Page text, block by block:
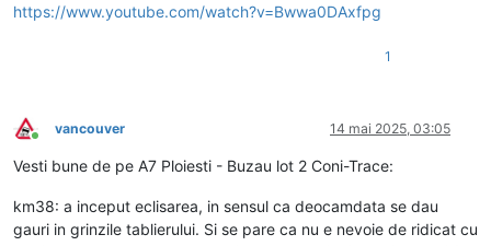
https://www.youtube.com/watch?v=Bwwa0DAxfpg
1
Conectat
vancouver 14 mai 2025, 03:05
Vesti bune de pe A7 Ploiesti - Buzau lot 2 Coni-Trace:
km38: a inceput eclisarea, in sensul ca deocamdata se dau
gauri in grinzile tablierului. Si se pare ca nu e nevoie de ridicat cu